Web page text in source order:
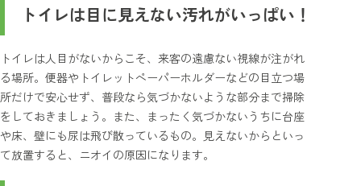
トイレは目に見えない汚れがいっぱい！
トイレは人目がないからこそ、来客の遠慮ない視線が注がれ
る場所。便器やトイレットペーパーホルダーなどの目立つ場
所だけで安心せず、普段なら気づかないような部分まで掃除
をしておきましょう。また、まったく気づかないうちに台座
や床、壁にも尿は飛び散っているもの。見えないからといっ
て放置すると、ニオイの原因になります。